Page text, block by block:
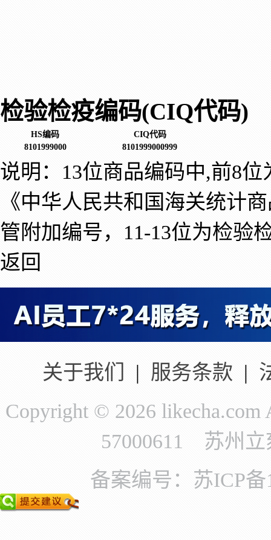
检验检疫编码(CIQ代码)
HS编码
CIQ代码
8101999000
8101999000999
说明：13位商品编码中,前8
《中华人民共和国海关统计
管附加编号，11-13位为检验
返回
关于我们 | 服务条款 |
Copyright © 2026 likecha.com
57000611 苏州立
备案编号：苏ICP备